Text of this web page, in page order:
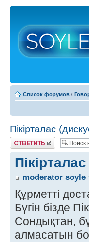
Список форумов ‹
Пікірталас
Ответить
moderator soyle
Құрметті
Бүгін бізде
Сондықтан,
алмасатын